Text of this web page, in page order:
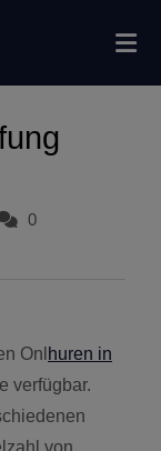
0
Onl huren in
verfügbar.
von